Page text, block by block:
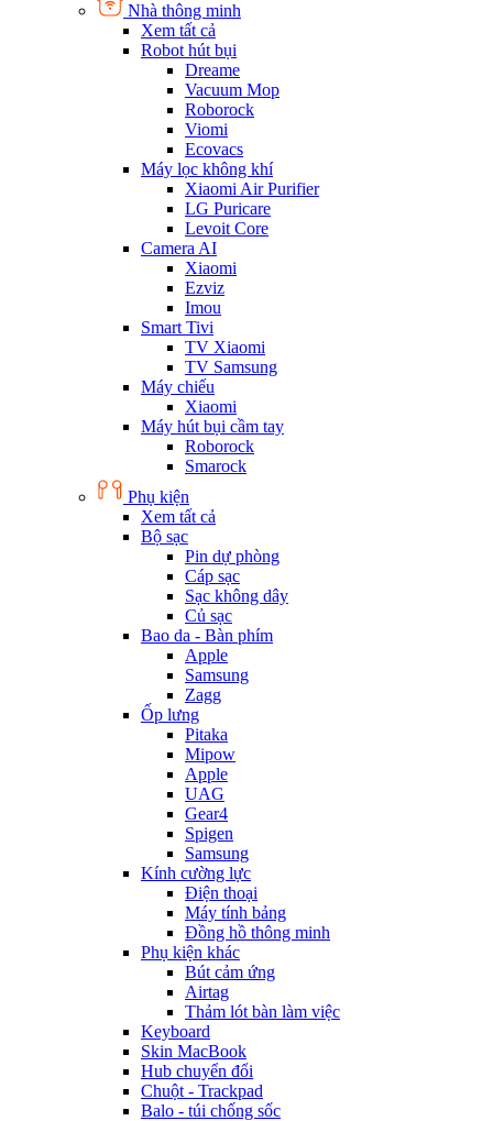
Nhà thông minh
Xem tất cả
Robot hút bụi
Dreame
Vacuum Mop
Roborock
Viomi
Ecovacs
Máy lọc không khí
Xiaomi Air Purifier
LG Puricare
Levoit Core
Camera AI
Xiaomi
Ezviz
Imou
Smart Tivi
TV Xiaomi
TV Samsung
Máy chiếu
Xiaomi
Máy hút bụi cầm tay
Roborock
Smarock
Phụ kiện
Xem tất cả
Bộ sạc
Pin dự phòng
Cáp sạc
Sạc không dây
Củ sạc
Bao da - Bàn phím
Apple
Samsung
Zagg
Ốp lưng
Pitaka
Mipow
Apple
UAG
Gear4
Spigen
Samsung
Kính cường lực
Điện thoại
Máy tính bảng
Đồng hồ thông minh
Phụ kiện khác
Bút cảm ứng
Airtag
Thảm lót bàn làm việc
Keyboard
Skin MacBook
Hub chuyển đổi
Chuột - Trackpad
Balo - túi chống sốc